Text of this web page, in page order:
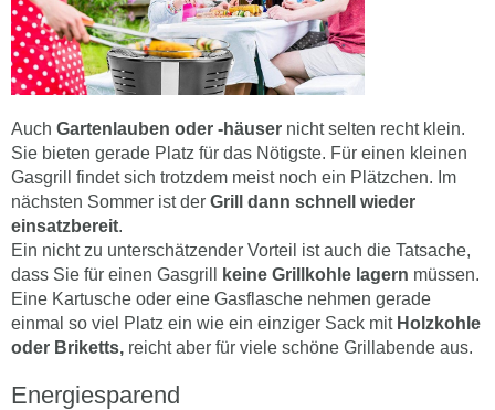
Auch Gartenlauben oder -häuser nicht selten recht klein.
Sie bieten gerade Platz für das Nötigste. Für einen kleinen
Gasgrill findet sich trotzdem meist noch ein Plätzchen. Im
nächsten Sommer ist der Grill dann schnell wieder
einsatzbereit.
Ein nicht zu unterschätzender Vorteil ist auch die Tatsache,
dass Sie für einen Gasgrill
keine Grillkohle lagern müssen.
Eine Kartusche oder eine Gasflasche nehmen gerade
einmal so viel Platz ein wie ein einziger Sack mit Holzkohle
oder Briketts, reicht aber für viele schöne Grillabende aus.
Energiesparend